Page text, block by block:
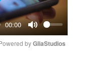
00:00
Mute
by GliaStudios